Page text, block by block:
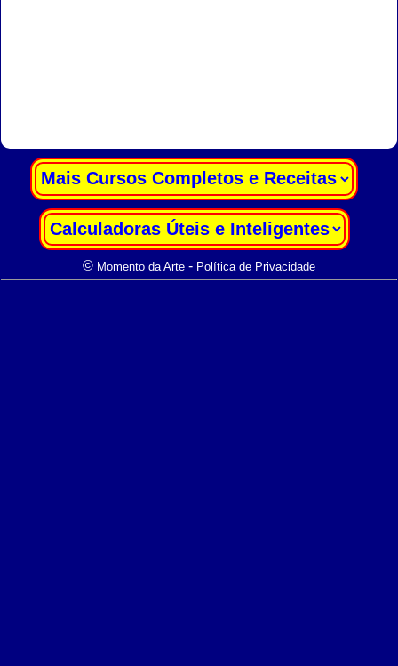
© Momento da Arte- Política de Privacidade